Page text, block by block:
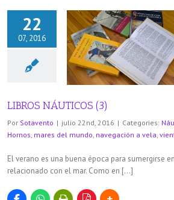
22
07, 2016
(3)
LIBROS NÁUTICOS (3)
Por Sotavento | julio 22nd, 2016 | Categories:
Hornos, mares del mundo, navegación a vela,
El verano es una buena época para sumergirse
relacionado con el mar. Como en […]